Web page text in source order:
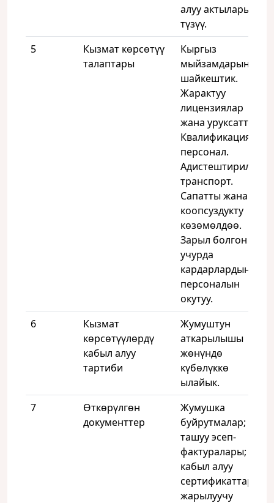
алуу актыларын
түзүү.
5
Кызмат көрсөтүү
талаптары
Кыргыз
мыйзамдарына
шайкештик.
Жарактуу
лицензиялар
жана уруксаттар.
Квалификациялуу
персонал.
Адистештирилген
транспорт.
Сапатты жана
коопсуздукту
көзөмөлдөө.
Зарыл болгон
учурда
кардарлардын
персоналын
окутуу.
6
Кызмат
көрсөтүүлөрдү
кабыл алуу
тартиби
Жумуштун
аткарылышы
жөнүндө
күбөлүккө
ылайык.
7
Өткөрүлгөн
документтер
Жумушка
буйрутмалар;
ташуу эсеп-
фактуралары;
кабыл алуу
сертификаттары;
жарылуучу